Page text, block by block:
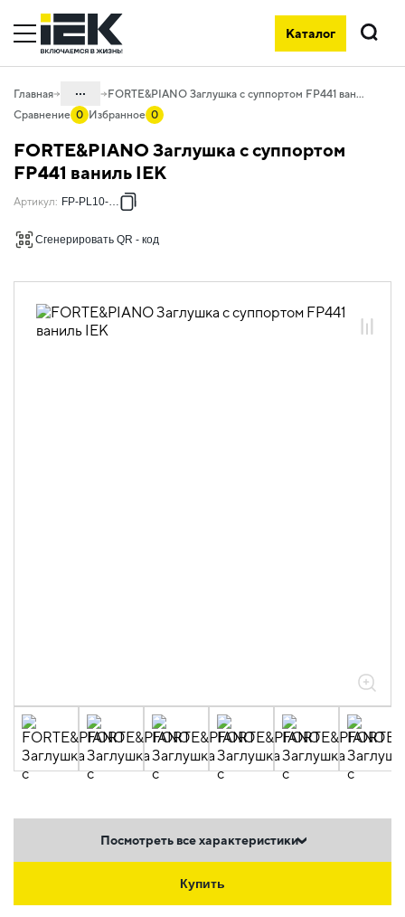
Каталог
Поиск
Главная ...
06. Изделия электроустановочные,
удлинители и силовые разъемы
06.01 Электроустановочные изделия
06.01.03 Электроустановочные
ваниль
FORTE&PIANO Заглушка с суппортом FP441 ваниль IEK
Сравнение 0 Избранное 0
FORTE&PIANO Заглушка с суппортом
FP441 ваниль IEK
Артикул: FP-PL10-K10
Сгенерировать QR - код
Посмотреть все характеристики
Купить